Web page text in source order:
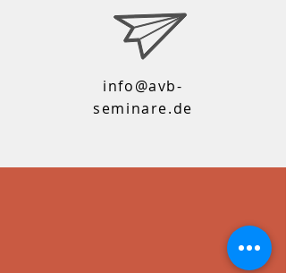
info@avb-
seminare.de